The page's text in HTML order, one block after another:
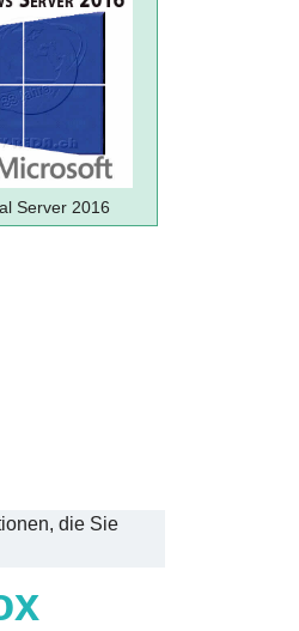
Server 2016
die Sie